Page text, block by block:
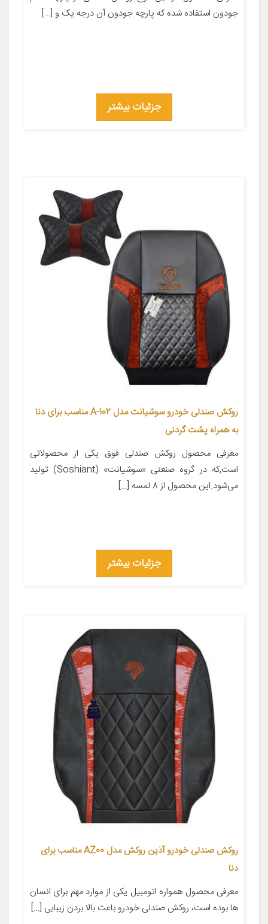
جودون استفاده شده که پارچه جودون آن درجه یک و […]
جزئیات بیشتر
روکش صندلی خودرو سوشیانت مدل A-102 مناسب برای دنا
به همراه پشت گردنی
معرفی محصول روکش صندلی فوق یکی از محصولاتی
است,که در گروه صنعتی «سوشیانت» (Soshiant) تولید
می‌شود.این محصول از 8 لمسه […]
جزئیات بیشتر
روکش صندلی خودرو آذین روکش مدل AZ00 مناسب برای
دنا
معرفی محصول همواره اتومبیل یکی از موارد مهم برای انسان
ها بوده است، روکش صندلی خودرو باعث بالا بردن زیبایی […]